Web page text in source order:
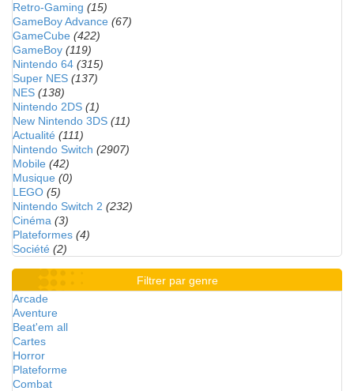
Retro-Gaming (15)
GameBoy Advance (67)
GameCube (422)
GameBoy (119)
Nintendo 64 (315)
Super NES (137)
NES (138)
Nintendo 2DS (1)
New Nintendo 3DS (11)
Actualité (111)
Nintendo Switch (2907)
Mobile (42)
Musique (0)
LEGO (5)
Nintendo Switch 2 (232)
Cinéma (3)
Plateformes (4)
Société (2)
Filtrer par genre
Arcade
Aventure
Beat'em all
Cartes
Horror
Plateforme
Combat